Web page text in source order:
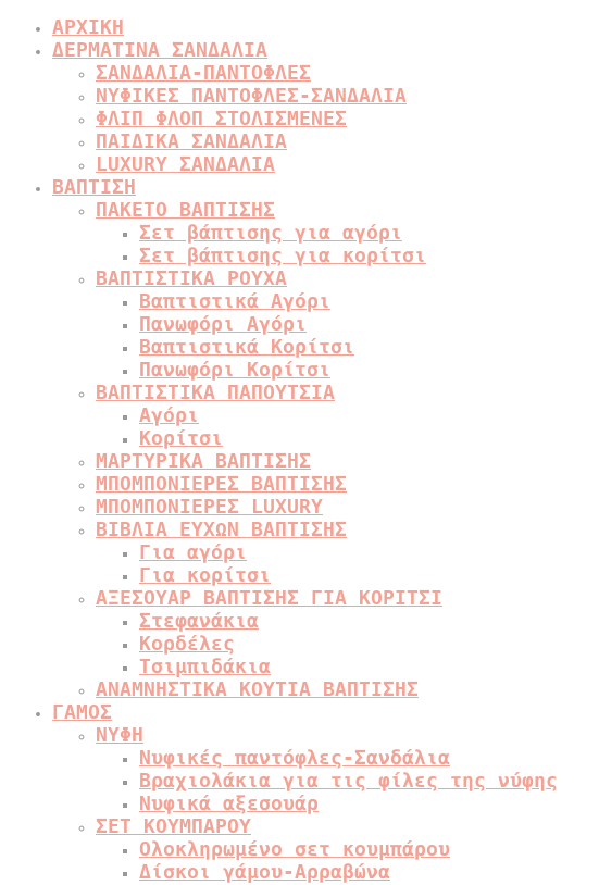
ΑΡΧΙΚΗ
ΔΕΡΜΑΤΙΝΑ ΣΑΝΔΑΛΙΑ
ΣΑΝΔΑΛΙΑ-ΠΑΝΤΟΦΛΕΣ
ΝΥΦΙΚΕΣ ΠΑΝΤΟΦΛΕΣ-ΣΑΝΔΑΛΙΑ
ΦΛΙΠ ΦΛΟΠ ΣΤΟΛΙΣΜΕΝΕΣ
ΠΑΙΔΙΚΑ ΣΑΝΔΑΛΙΑ
LUXURY ΣΑΝΔΑΛΙΑ
ΒΑΠΤΙΣΗ
ΠΑΚΕΤΟ ΒΑΠΤΙΣΗΣ
Σετ βάπτισης για αγόρι
Σετ βάπτισης για κορίτσι
ΒΑΠΤΙΣΤΙΚΑ ΡΟΥΧΑ
Βαπτιστικά Αγόρι
Πανωφόρι Αγόρι
Βαπτιστικά Κορίτσι
Πανωφόρι Κορίτσι
ΒΑΠΤΙΣΤΙΚΑ ΠΑΠΟΥΤΣΙΑ
Αγόρι
Κορίτσι
ΜΑΡΤΥΡΙΚΑ ΒΑΠΤΙΣΗΣ
ΜΠΟΜΠΟΝΙΕΡΕΣ ΒΑΠΤΙΣΗΣ
ΜΠΟΜΠΟΝΙΕΡΕΣ LUXURY
ΒΙΒΛΙΑ ΕΥΧΩΝ ΒΑΠΤΙΣΗΣ
Για αγόρι
Για κορίτσι
ΑΞΕΣΟΥΑΡ ΒΑΠΤΙΣΗΣ ΓΙΑ ΚΟΡΙΤΣΙ
Στεφανάκια
Κορδέλες
Τσιμπιδάκια
ΑΝΑΜΝΗΣΤΙΚΑ ΚΟΥΤΙΑ ΒΑΠΤΙΣΗΣ
ΓΑΜΟΣ
ΝΥΦΗ
Νυφικές παντόφλες-Σανδάλια
Βραχιολάκια για τις φίλες της νύφης
Νυφικά αξεσουάρ
ΣΕΤ ΚΟΥΜΠΑΡΟΥ
Ολοκληρωμένο σετ κουμπάρου
Δίσκοι γάμου-Αρραβώνα